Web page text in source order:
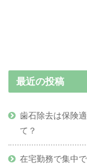
最近の投稿
歯石除去は保険
て？
在宅勤務で集中